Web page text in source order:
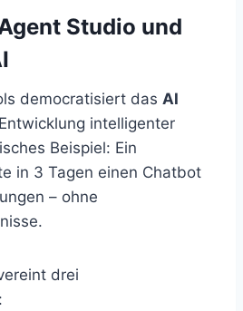
Studio und
democratisiert das AI
intelligenter
Beispiel: Ein
in 3 Tagen einen Chatbot
– ohne
drei